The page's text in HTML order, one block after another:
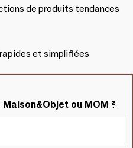
de produits tendances
et simplifiées
ou MOM ?